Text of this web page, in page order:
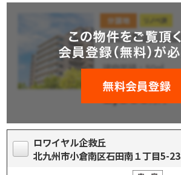
ロワイヤル企救丘
北九州市小倉南区石田南１丁目5-23